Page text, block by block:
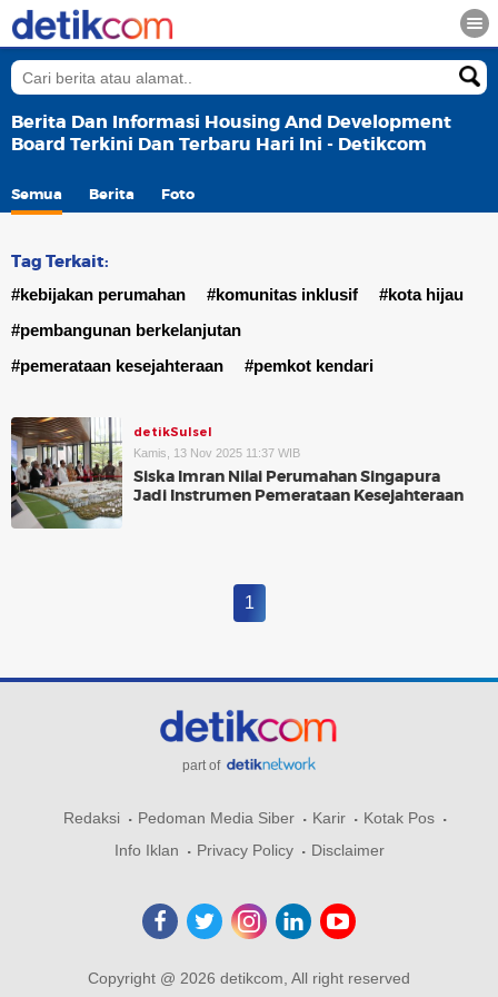
Berita Dan Informasi Housing And Development
Board Terkini Dan Terbaru Hari Ini - Detikcom
Semua Berita Foto
Tag Terkait:
#kebijakan perumahan #komunitas inklusif
#kota hijau
#pembangunan berkelanjutan
#pemerataan kesejahteraan
#pemkot kendari
detikSulsel
Kamis, 13 Nov 2025 11:37 WIB
Siska Imran Nilai Perumahan Singapura
Jadi Instrumen Pemerataan Kesejahteraan
1
part of
Redaksi Pedoman Media Siber Karir
Kotak Pos
Info Iklan
Privacy Policy Disclaimer
Copyright @ 2026 detikcom, All right reserved